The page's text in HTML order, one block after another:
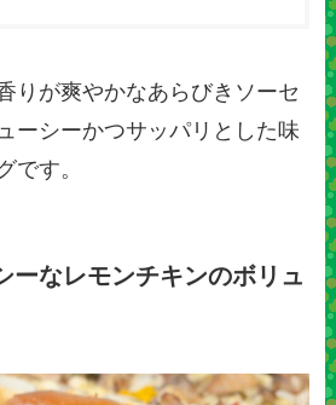
りが爽やかなあらびきソーセ
ーシーかつサッパリとした味
です。
ーなレモンチキンのボリュ